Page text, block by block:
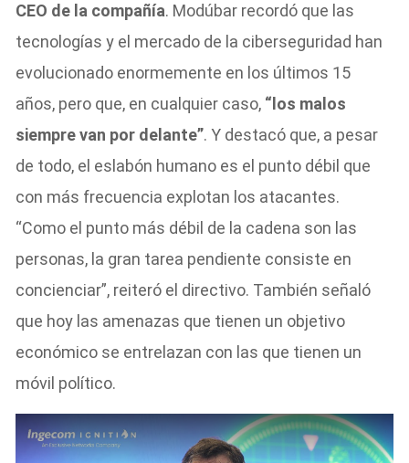
CEO de la compañía. Modúbar recordó que las
tecnologías y el mercado de la ciberseguridad han
evolucionado enormemente en los últimos 15
años, pero que, en cualquier caso, “los malos
siempre van por delante”. Y destacó que, a pesar
de todo, el eslabón humano es el punto débil que
con más frecuencia explotan los atacantes.
“Como el punto más débil de la cadena son las
personas, la gran tarea pendiente consiste en
concienciar”, reiteró el directivo. También señaló
que hoy las amenazas que tienen un objetivo
económico se entrelazan con las que tienen un
móvil político.